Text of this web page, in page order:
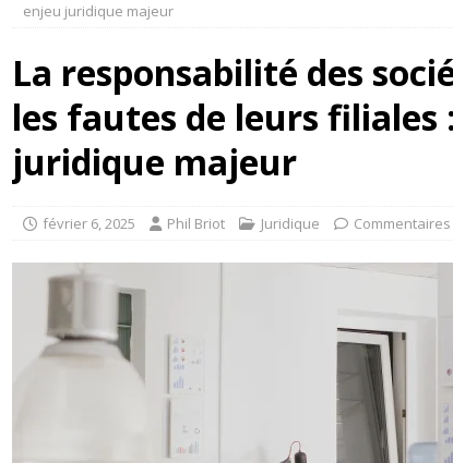
enjeu juridique majeur
La responsabilité des
les fautes de leurs filiales
juridique majeur
février 6, 2025 Phil Briot Juridique